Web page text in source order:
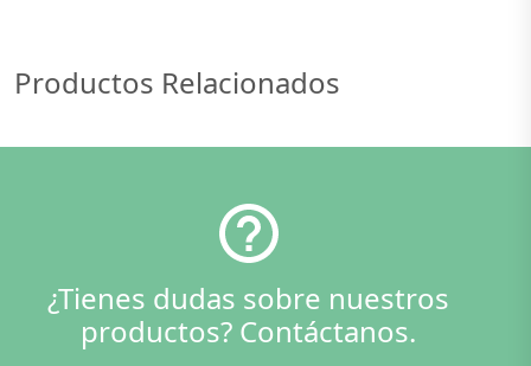
Productos Relacionados
¿Tienes dudas sobre nuestros
productos? Contáctanos.